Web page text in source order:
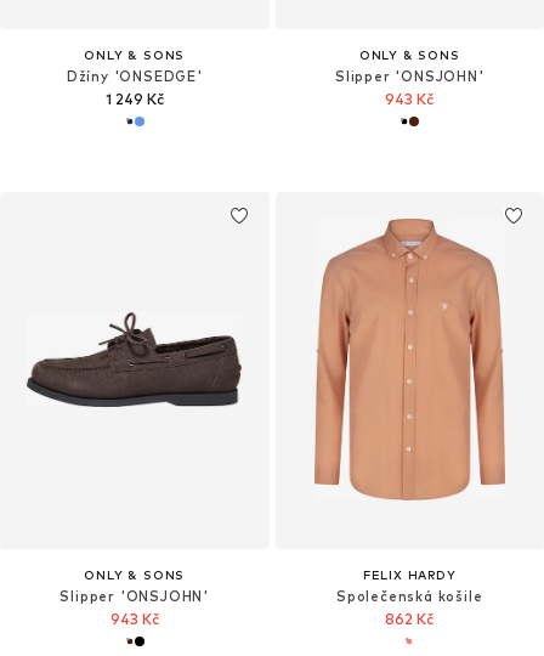
ONLY & SONS
Džíny 'ONSEDGE'
1 249 Kč
ONLY & SONS
Slipper 'ONSJOHN'
943 Kč
ONLY & SONS
Slipper 'ONSJOHN'
943 Kč
FELIX HARDY
Společenská košile
862 Kč